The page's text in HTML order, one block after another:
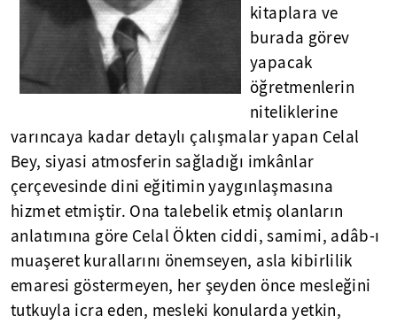
kitaplara ve
burada görev
yapacak
öğretmenlerin
niteliklerine
varıncaya kadar detaylı çalışmalar yapan Celal
Bey, siyasi atmosferin sağladığı imkânlar
çerçevesinde dini eğitimin yaygınlaşmasına
hizmet etmiştir. Ona talebelik etmiş olanların
anlatımına göre Celal Ökten ciddi, samimi, adâb-ı
muaşeret kurallarını önemseyen, asla kibirlilik
emaresi göstermeyen, her şeyden önce mesleğini
tutkuyla icra eden, mesleki konularda yetkin,